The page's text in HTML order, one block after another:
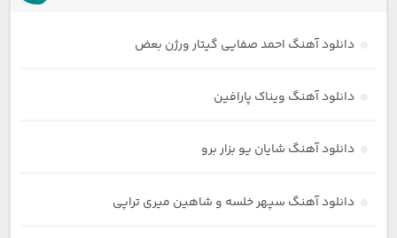
دانلود آهنگ احمد صفایی گیتار ورژن بعض
دانلود آهنگ ویناک پارافین
دانلود آهنگ شایان یو بزار برو
دانلود آهنگ سپهر خلسه و شاهین میری تراپی